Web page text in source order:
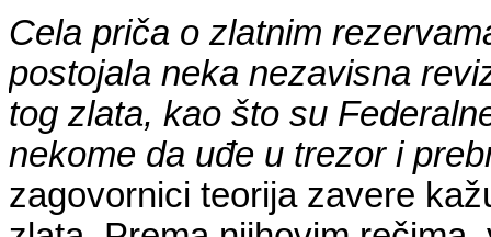
Cela priča o zlatnim
postojala neka nezavisna
tog zlata, kao što su
nekome da uđe u trezor i
zagovornici teorija zavere